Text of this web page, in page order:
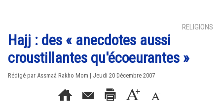
RELIGIONS
Hajj : des « anecdotes aussi
croustillantes qu'écoeurantes »
Rédigé par Assmaâ Rakho Mom | Jeudi 20 Décembre 2007